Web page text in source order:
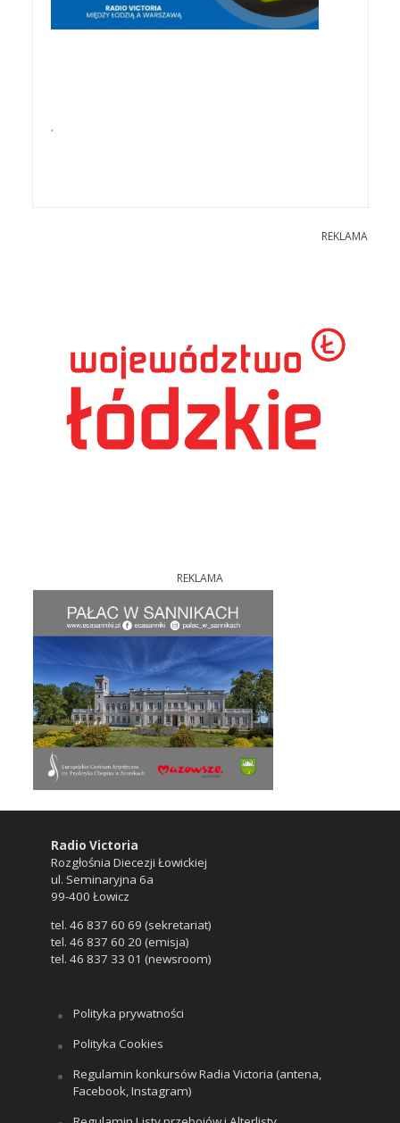
.
REKLAMA
REKLAMA
Radio Victoria
Rozgłośnia Diecezji Łowickiej
ul. Seminaryjna 6a
99-400 Łowicz
tel. 46 837 60 69 (sekretariat)
tel. 46 837 60 20 (emisja)
tel. 46 837 33 01 (newsroom)
Polityka prywatności
Polityka Cookies
Regulamin konkursów Radia Victoria (antena,
Facebook, Instagram)